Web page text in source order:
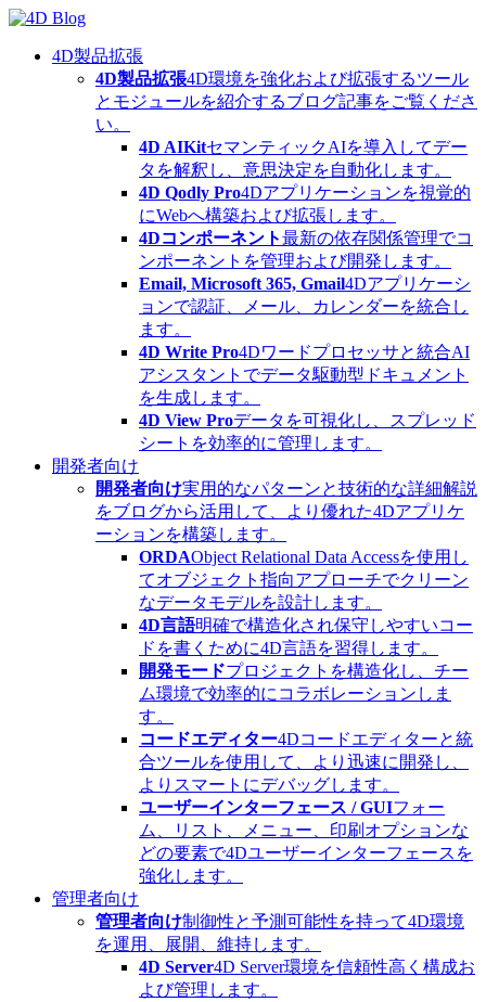
Skip
content4D製品拡張
4D製品拡張4D環境を強化および拡張するツール
とモジュールを紹介するブログ記事をご覧くださ
い。
4D AIKitセマンティックAIを導入してデー
タを解釈し、意思決定を自動化します。
4D Qodly Pro4Dアプリケーションを視覚的
にWebへ構築および拡張します。
4Dコンポーネント最新の依存関係管理でコ
ンポーネントを管理および開発します。
Email, Microsoft 365, Gmail4Dアプリケーシ
ョンで認証、メール、カレンダーを統合し
ます。
4D Write Pro4Dワードプロセッサと統合AI
アシスタントでデータ駆動型ドキュメント
を生成します。
4D View Proデータを可視化し、スプレッド
シートを効率的に管理します。
開発者向け
開発者向け実用的なパターンと技術的な詳細解説
をブログから活用して、より優れた4Dアプリケ
ーションを構築します。
ORDAObject Relational Data Accessを使用し
てオブジェクト指向アプローチでクリーン
なデータモデルを設計します。
4D言語明確で構造化され保守しやすいコー
ドを書くために4D言語を習得します。
開発モードプロジェクトを構造化し、チー
ム環境で効率的にコラボレーションしま
す。
コードエディター4Dコードエディターと統
合ツールを使用して、より迅速に開発し、
よりスマートにデバッグします。
ユーザーインターフェース / GUIフォー
ム、リスト、メニュー、印刷オプションな
どの要素で4Dユーザーインターフェースを
強化します。
管理者向け
管理者向け制御性と予測可能性を持って4D環境
を運用、展開、維持します。
4D Server4D Server環境を信頼性高く構成お
よび管理します。